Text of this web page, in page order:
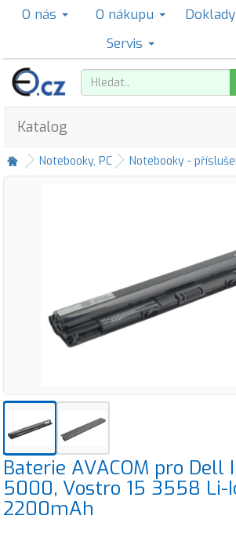
O nás O nákupu Doklady
Servis
Katalog
Notebooky, PC Notebooky -
Baterie AVACOM pro Dell
5000, Vostro 15 3558 Li-
2200mAh